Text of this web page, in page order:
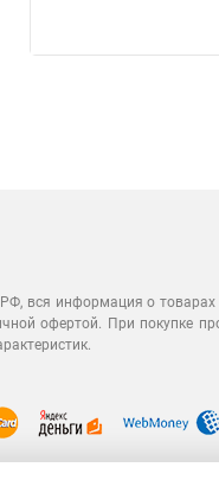
вся информация о товарах
офертой. При покупке